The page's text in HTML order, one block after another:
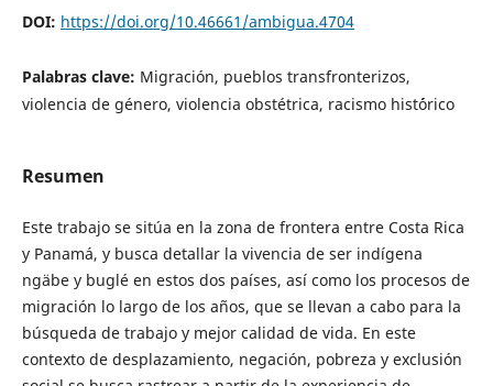
DOI: https://doi.org/10.46661/ambigua.4704
Palabras clave: Migración, pueblos transfronterizos,
violencia de género, violencia obstétrica, racismo hist´órico
Resumen
Este trabajo se sitúa en la zona de frontera entre Costa Rica
y Panamá, y busca detallar la vivencia de ser indígena
ngäbe y buglé en estos dos países, así como los procesos de
migración lo largo de los años, que se llevan a cabo para la
búsqueda de trabajo y mejor calidad de vida. En este
contexto de desplazamiento, negación, pobreza y exclusión